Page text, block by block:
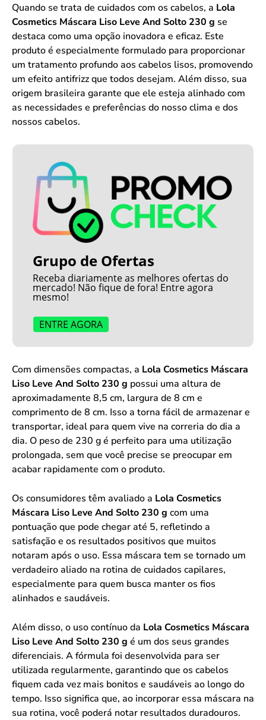
Quando se trata de cuidados com os cabelos, a Lola
Cosmetics Máscara Liso Leve And Solto 230 g se
destaca como uma opção inovadora e eficaz. Este
produto é especialmente formulado para proporcionar
um tratamento profundo aos cabelos lisos, promovendo
um efeito antifrizz que todos desejam. Além disso, sua
origem brasileira garante que ele esteja alinhado com
as necessidades e preferências do nosso clima e dos
nossos cabelos.
Grupo de Ofertas
Receba diariamente as melhores ofertas do
mercado! Não fique de fora! Entre agora
mesmo!
ENTRE AGORA
Com dimensões compactas, a Lola Cosmetics Máscara
Liso Leve And Solto 230 g possui uma altura de
aproximadamente 8,5 cm, largura de 8 cm e
comprimento de 8 cm. Isso a torna fácil de armazenar e
transportar, ideal para quem vive na correria do dia a
dia. O peso de 230 g é perfeito para uma utilização
prolongada, sem que você precise se preocupar em
acabar rapidamente com o produto.
Os consumidores têm avaliado a Lola Cosmetics
Máscara Liso Leve And Solto 230 g com uma
pontuação que pode chegar até 5, refletindo a
satisfação e os resultados positivos que muitos
notaram após o uso. Essa máscara tem se tornado um
verdadeiro aliado na rotina de cuidados capilares,
especialmente para quem busca manter os fios
alinhados e saudáveis.
Além disso, o uso contínuo da Lola Cosmetics Máscara
Liso Leve And Solto 230 g é um dos seus grandes
diferenciais. A fórmula foi desenvolvida para ser
utilizada regularmente, garantindo que os cabelos
fiquem cada vez mais bonitos e saudáveis ao longo do
tempo. Isso significa que, ao incorporar essa máscara na
sua rotina, você poderá notar resultados duradouros.